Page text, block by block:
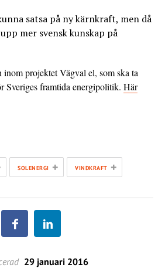
satsa på ny kärnkraft, men då
mer svensk kunskap på
inom projektet Vägval el, som ska ta
Sveriges framtida energipolitik. Här
SOLENERGI + VINDKRAFT +
29 januari 2016